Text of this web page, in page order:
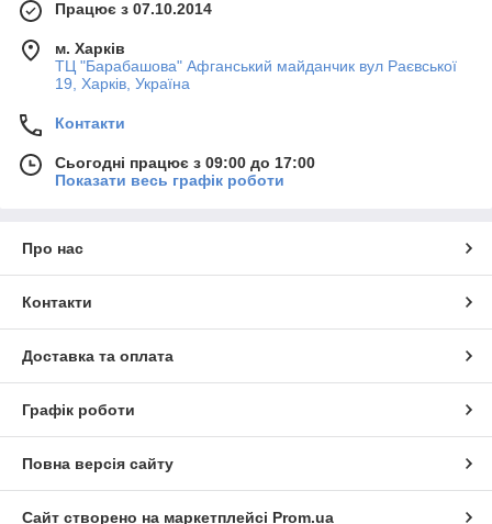
Працює з 07.10.2014
м. Харків
ТЦ "Барабашова" Афганський майданчик вул Раєвської
19, Харків, Україна
Контакти
Сьогодні працює з 09:00 до 17:00
Показати весь графік роботи
Про нас
Контакти
Доставка та оплата
Графік роботи
Повна версія сайту
Сайт створено на маркетплейсі Prom.ua